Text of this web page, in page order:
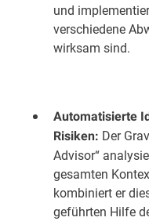
und
verschiedene
wirksam sind.
Automatisierte
Risiken: Der
Advisor“
gesamten
kombiniert er
geführten Hilfe